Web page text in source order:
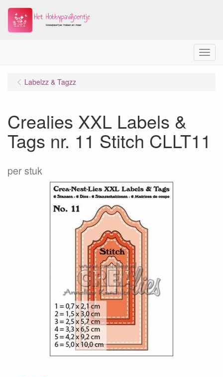
Menu
Labelzz & Tagzz
Crealies XXL Labels &
Tags nr. 11 Stitch CLLT11
per stuk